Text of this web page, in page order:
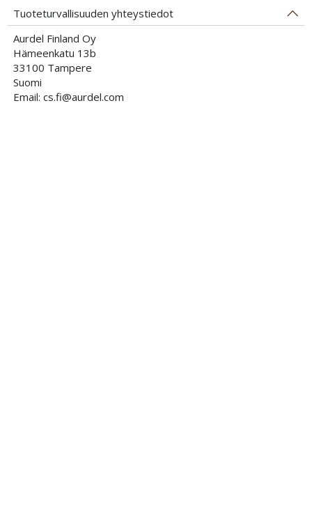
Tuoteturvallisuuden yhteystiedot
Aurdel Finland Oy
Hämeenkatu 13b
33100 Tampere
Suomi
Email: cs.fi@aurdel.com